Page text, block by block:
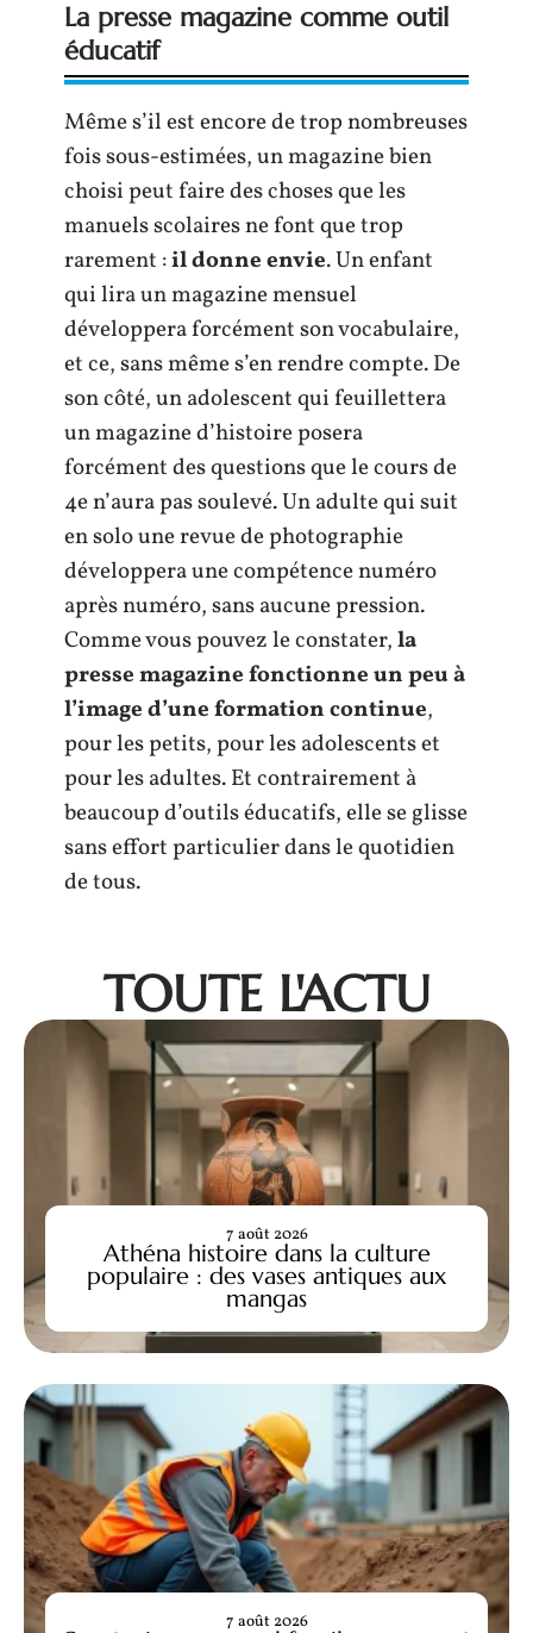
La presse magazine comme outil
éducatif
Même s’il est encore de trop nombreuses
fois sous-estimées, un magazine bien
choisi peut faire des choses que les
manuels scolaires ne font que trop
rarement :il donne envie. Un enfant
qui lira un magazine mensuel
développera forcément son vocabulaire,
et ce, sans même s’en rendre compte. De
son côté, un adolescent qui feuillettera
un magazine d’histoire posera
forcément des questions que le cours de
4e n’aura pas soulevé. Un adulte qui suit
en solo une revue de photographie
développera une compétence numéro
après numéro, sans aucune pression.
Comme vous pouvez le constater,la
presse magazine fonctionne un peu à
l’image d’une formation continue,
pour les petits, pour les adolescents et
pour les adultes. Et contrairement à
beaucoup d’outils éducatifs, elle se glisse
sans effort particulier dans le quotidien
de tous.
TOUTE L'ACTU
Athéna histoire dans la culture
populaire : des vases antiques aux
mangas
7 août 2026
7 août 2026